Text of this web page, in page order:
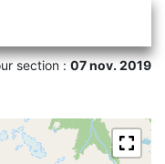
section :07 nov. 2019